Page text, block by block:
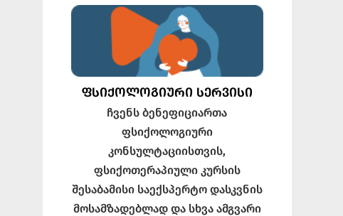
ᲤᲡᲘᲥᲝᲚᲝᲒᲘᲣᲠᲘ ᲡᲔᲠᲕᲘᲡᲘ
ჩვენს ბენეფიციართა
ფსიქოლოგიური
კონსულტაციისთვის,
ფსიქოთერაპიული კურსის
შესაბამისი საექსპერტო დასკვნის
მოსამზადებლად და სხვა ამგვარი